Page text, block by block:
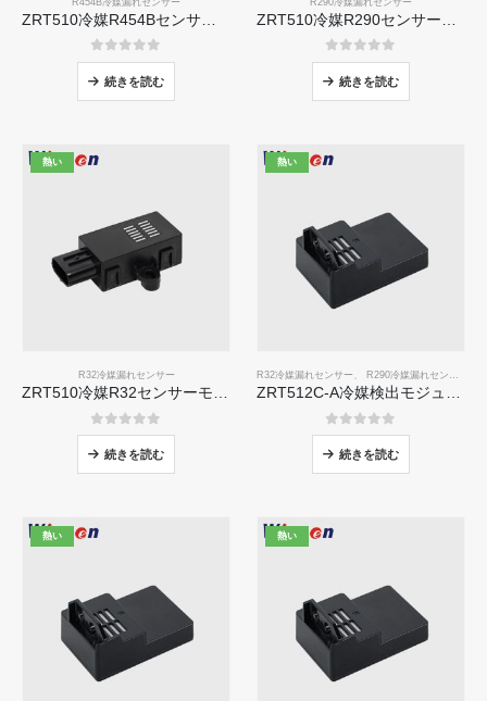
05つのうち
続きを読む
05つのうち
続きを読む
熱い
R32冷媒漏れセンサー
ZRT510冷媒R32センサーモジュール - 高性能NDIR冷媒センサー
05つのうち
続きを読む
熱い
R32冷媒漏れセンサー 、 R290冷媒漏れセンサー
ZRT512C-A冷媒検出モジュール| R32、R454B、R290のNDIRガスセンサー|広い電圧電源
05つのうち
続きを読む
熱い 熱い